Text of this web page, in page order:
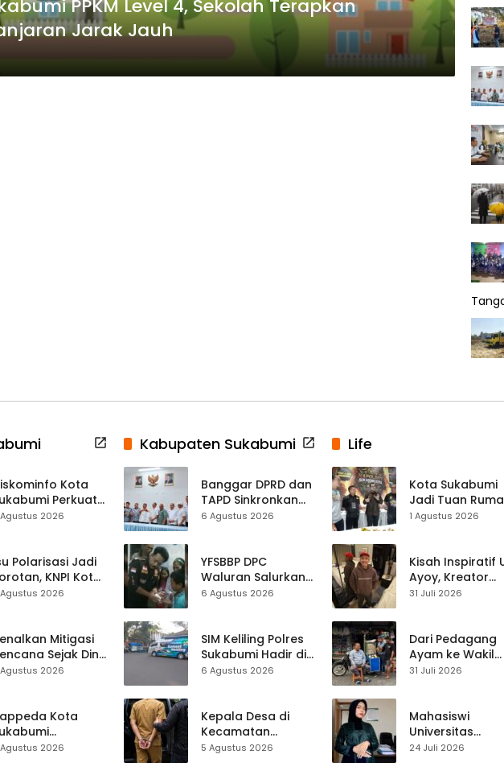
PPKM Level 4, Sekolah Terapkan
Jarak Jauh
Kota
Perkuat
Data2026
Polarisasi Jadi
KNPI Kota
Ajak
2026
Mitigasi
Sejak Dini,
anak KB
Boneka
2026
Kota
Inovasi
2026
Kabupaten Sukabumi
Banggar DPRD dan
TAPD Sinkronkan
Anggaran
Pendapatan
Dibahas
6 Agustus 2026
YFSBBP DPC
Waluran Salurkan
Bantuan Sosial
Air Panas
6 Agustus 2026
SIM Keliling Polres
Sukabumi Hadir di
Kalapa Nunggal,
6 Agustus 2026
Kepala Desa di
Kecamatan
Ciemas Diduga
5 Agustus 2026
Life
Kota Sukabumi
Jadi Tuan
Kontes Batu Akik
1 Agustus 2026
Kisah Inspiratif
Ayoy, Kreator
TikTok Asal
Live Streaming
31 Juli 2026
Dari Pedagang
Ayam ke Wakil
Ketua DPRD, H.
Pasar Cisaat
31 Juli 2026
Mahasiswi
Universitas
Muhammadiyah
24 Juli 2026